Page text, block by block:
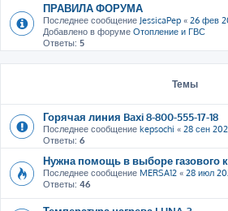
ПРАВИЛА ФОРУМА
Последнее сообщение JessicaPep « 26 фев
Добавлено в форуме Отопление и ГВС
Ответы: 5
Темы
Горячая линия Baxi 8-800-555-17-18
Последнее сообщение kepsochi « 28 сен
Ответы: 6
Нужна помощь в выборе газового
Последнее сообщение MERSA12 « 28 июл
Ответы: 46